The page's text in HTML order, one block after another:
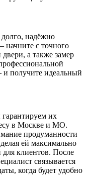
надёжно
начните с точного
а также замер
и получите идеальный
их
в Москве и МО.
продуманности
ей максимально
клиентов. После
связывается
когда будет удобно